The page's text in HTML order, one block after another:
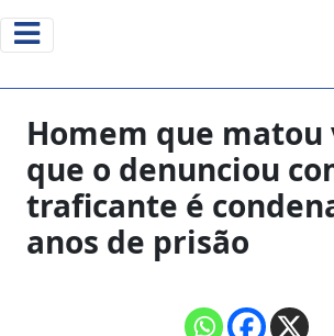
Homem que matou
que o denunciou
traficante é
anos de prisão